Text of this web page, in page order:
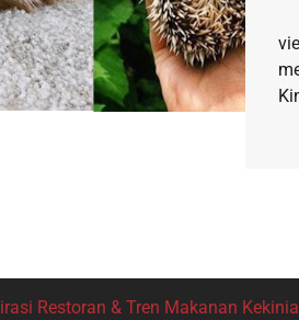
Restoran & Tren Makanan